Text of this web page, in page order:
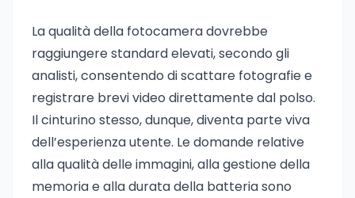
La qualità della fotocamera dovrebbe
raggiungere standard elevati, secondo gli
analisti, consentendo di scattare fotografie e
registrare brevi video direttamente dal polso.
Il cinturino stesso, dunque, diventa parte viva
dell’esperienza utente. Le domande relative
alla qualità delle immagini, alla gestione della
memoria e alla durata della batteria sono